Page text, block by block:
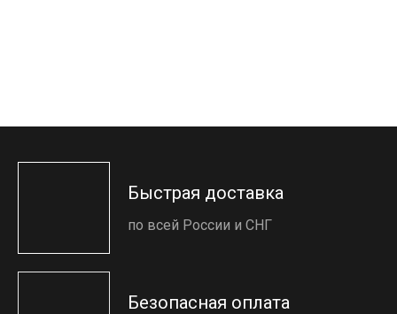
Быстрая доставка
по всей России и СНГ
Безопасная оплата